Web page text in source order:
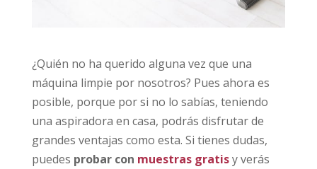
¿Quién no ha querido alguna vez que una
máquina limpie por nosotros? Pues ahora es
posible, porque por si no lo sabías, teniendo
una aspiradora en casa, podrás disfrutar de
grandes ventajas como esta. Si tienes dudas,
puedes probar con muestras gratisy verás